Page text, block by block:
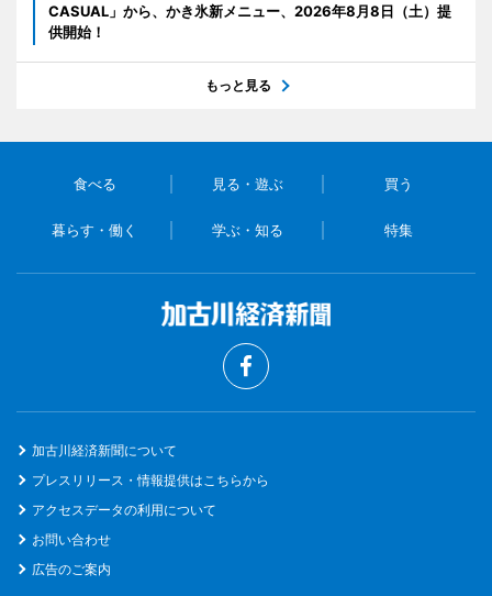
CASUAL」から、かき氷新メニュー、2026年8月8日（土）提
供開始！
もっと見る
食べる 見る・遊ぶ 買う
暮らす・働く 学ぶ・知る 特集
加古川経済新聞について
プレスリリース・情報提供はこちらから
アクセスデータの利用について
お問い合わせ
広告のご案内